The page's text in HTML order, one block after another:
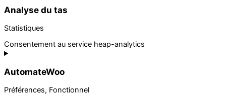
Analyse du tas
Statistiques
Consentement au service heap-analytics
AutomateWoo
Préférences, Fonctionnel